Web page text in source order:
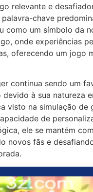
relevante e
palavra-chave
como um símbolo da
onde experiências
oferecendo um jogo
continua sendo um
à sua natureza
visto na simulação de
de
ele se mantém
novos fãs e